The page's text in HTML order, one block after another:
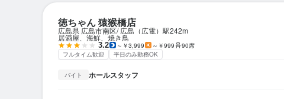
徳ちゃん 猿猴橋店
広島県 広島市南区 広島（広電）駅242m
居酒屋、海鮮、焼き鳥
3.2 ～￥3,999 ～￥999
90席
フルタイム歓迎
平日のみ勤務OK
バイト ホールスタッフ